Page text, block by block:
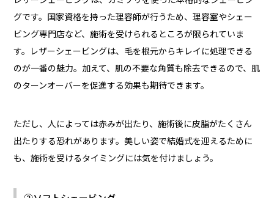
グです。国家資格を持った理容師が行うため、理容室やシェー
ビング専門店など、施術を受けられるところが限られていま
す。レザーシェービングは、毛を根元からキレイに処理できる
のが一番の魅力。加えて、肌の不要な角質も除去できるので、肌
のターンオーバーを促進する効果も期待できます。
ただし、人によっては赤みが出たり、施術後に皮脂がたくさん
出たりする恐れがあります。美しい姿で結婚式を迎えるために
も、施術を受けるタイミングには気を付けましょう。